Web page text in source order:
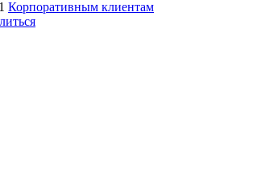
Корпоративным клиентам